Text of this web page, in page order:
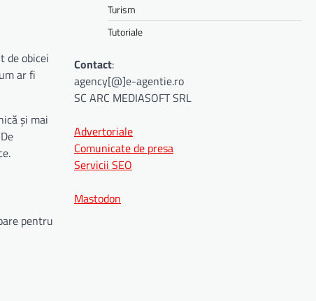
de obicei
ar fi
și mai
pentru
Turism
Tutoriale
Contact:
agency[@]e-agentie.ro
SC ARC MEDIASOFT SRL
Advertoriale
Comunicate de presa
Servicii SEO
Mastodon